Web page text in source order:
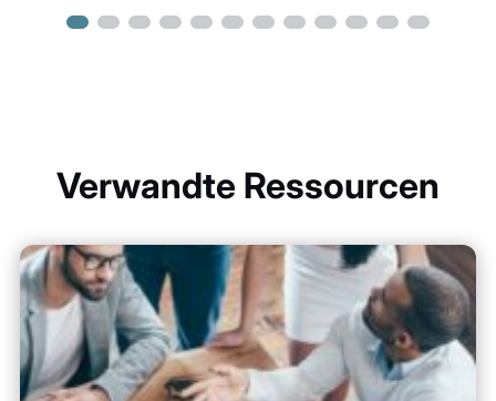
Verwandte Ressourcen